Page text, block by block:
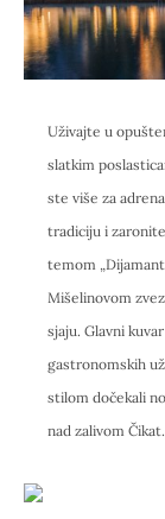
Uživajte u
slatkim
ste više za
tradiciju i
temom
Mišelinovom
sjaju. Glavni
gastronomskih
stilom dočekali
nad zalivom Čikat.